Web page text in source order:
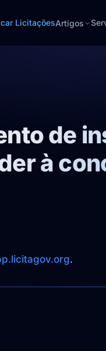
LicitaçõesArtigos
de
à
.